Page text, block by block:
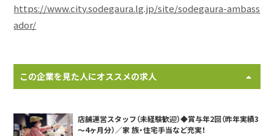
https://www.city.sodegaura.lg.jp/site/sodegaura-ambass
ador/
この企業を見た人にオススメの求人
店舗運営スタッフ（未経験歓迎）◆賞与年2回（昨年実績3
～4ヶ月分）／家 族・住宅手当など充実！